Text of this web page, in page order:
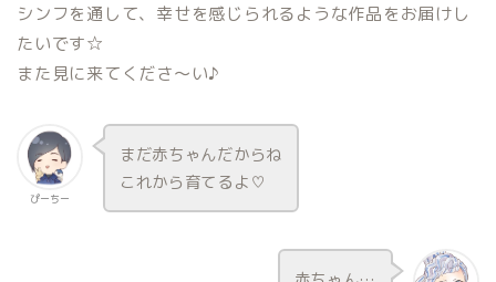
シンフを通して、幸せを感じられるような作品をお届けし
たいです☆
また見に来てくださ～い♪
ぴーちー
まだ赤ちゃんだからね
これから育てるよ♡